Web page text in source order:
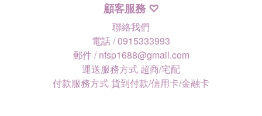
顧客服務 ♡
聯絡我們
電話 / 0915333993
郵件 / nfsp1688@gmail.com
運送服務方式 超商/宅配
付款服務方式 貨到付款/信用卡/金融卡